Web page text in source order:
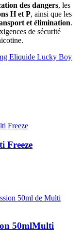
des dangers, les
H et P, ainsi que les
et élimination.
de sécurité
Eliquide Lucky Boy
Freeze
50mlMulti